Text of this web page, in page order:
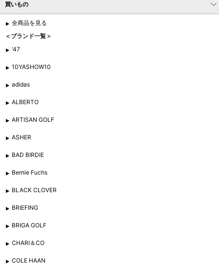
買いもの
全商品を見る
＜ブランド一覧＞
'47
10YASHOW10
adidas
ALBERTO
ARTISAN GOLF
ASHER
BAD BIRDIE
Bernie Fuchs
BLACK CLOVER
BRIEFING
BRIGA GOLF
CHARI＆CO
COLE HAAN